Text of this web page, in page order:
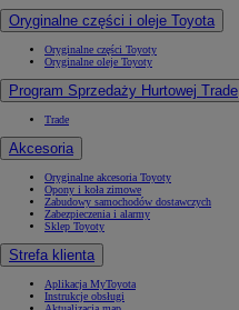
Oryginalne części i oleje Toyota
Oryginalne części Toyoty
Oryginalne oleje Toyoty
Program Sprzedaży Hurtowej Trade
Trade
Akcesoria
Oryginalne akcesoria Toyoty
Opony i koła zimowe
Zabudowy samochodów dostawczych
Zabezpieczenia i alarmy
Sklep Toyoty
Strefa klienta
Aplikacja MyToyota
Instrukcje obsługi